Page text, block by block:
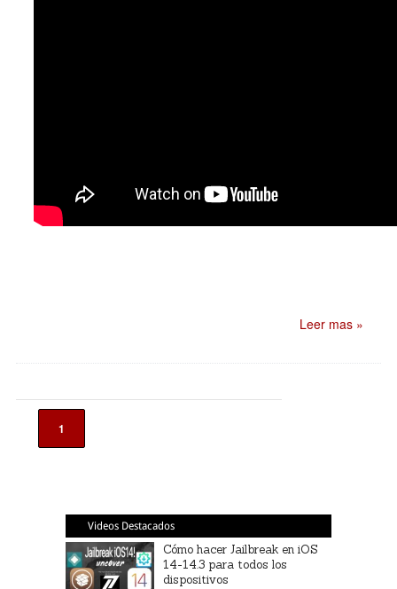
Leer mas »
1
Videos Destacados
Cómo hacer Jailbreak en iOS
14-14.3 para todos los
dispositivos